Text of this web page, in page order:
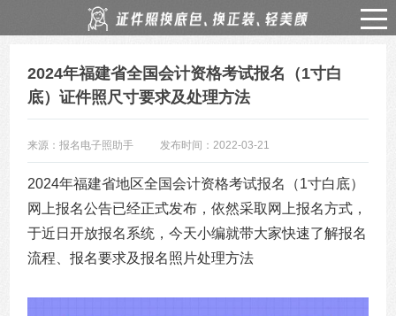
2024年福建省全国会计资格考试报名（1寸白
底）证件照尺寸要求及处理方法
来源：报名电子照助手 发布时间：2022-03-21
2024年福建省地区全国会计资格考试报名（1寸白底）
网上报名公告已经正式发布，依然采取网上报名方式，
于近日开放报名系统，今天小编就带大家快速了解报名
流程、报名要求及报名照片处理方法